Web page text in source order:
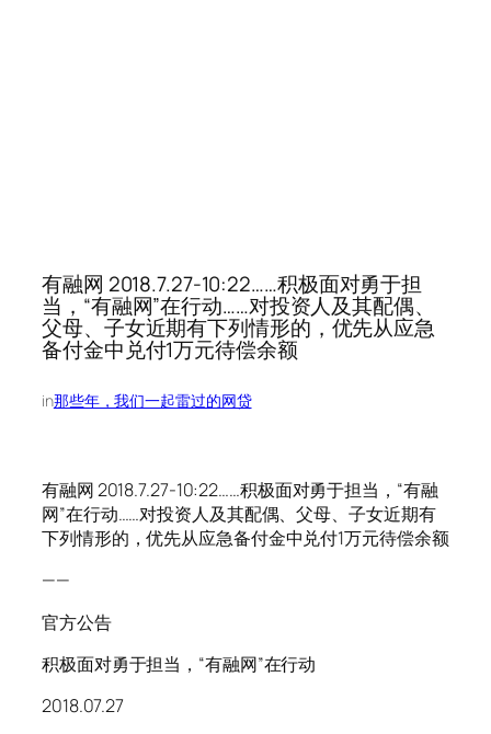
有融网 2018.7.27-10:22……积极面对勇于担
当，“有融网”在行动……对投资人及其配偶、
父母、子女近期有下列情形的，优先从应急
备付金中兑付1万元待偿余额
in那些年，我们一起雷过的网贷
有融网 2018.7.27-10:22……积极面对勇于担当，“有融
网”在行动……对投资人及其配偶、父母、子女近期有
下列情形的，优先从应急备付金中兑付1万元待偿余额
——
官方公告
积极面对勇于担当，“有融网”在行动
2018.07.27